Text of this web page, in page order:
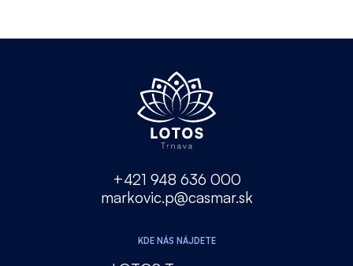
+421 948 636 000
markovic.p@casmar.sk
KDE NÁS NÁJDETE